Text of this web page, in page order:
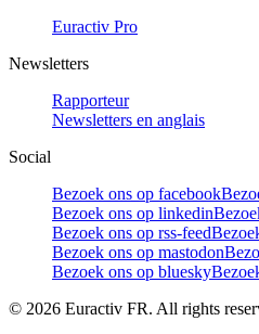
Euractiv Pro
Newsletters
Rapporteur
Newsletters en anglais
Social
Bezoek ons op facebook
Bezoek ons op linkedin
Bezoek ons op rss-feed
Bezoek ons op mastodon
Bezoek ons op bluesky
© 2026 Euractiv FR. All rights